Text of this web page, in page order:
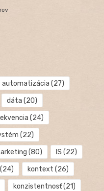
automatizácia (27)
dáta (20)
(24)
(22)
(80) IS (22)
(24) kontext (26)
konzistentnosť(21)